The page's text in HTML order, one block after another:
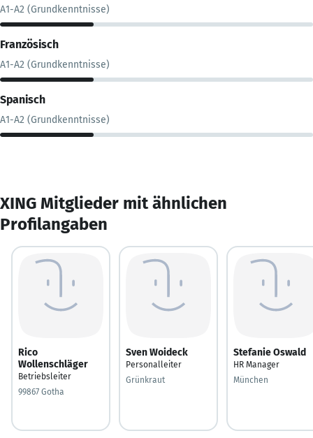
A1-A2 (Grundkenntnisse)
Französisch
A1-A2 (Grundkenntnisse)
Spanisch
A1-A2 (Grundkenntnisse)
XING Mitglieder mit ähnlichen
Profilangaben
Rico
Wollenschläger
Betriebsleiter
99867 Gotha
Sven Woideck
Personalleiter
Grünkraut
Stefanie Oswald
HR Manager
München